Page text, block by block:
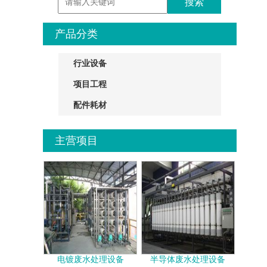
产品分类
行业设备
项目工程
配件耗材
主营项目
电镀废水处理设备 半导体废水处理设备